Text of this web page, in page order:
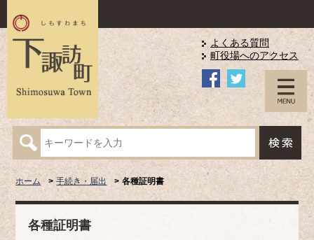
よくある質問
町役場へのアクセス
ホーム 手続き・届出 各種証明書
各種証明書